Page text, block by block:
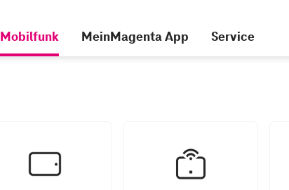
Mobilfunk MeinMagenta App Service